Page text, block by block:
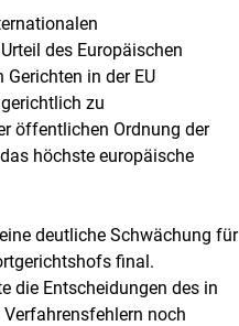
des Europäischen
in der EU
zu
öffentlichen Ordnung der
höchste europäische
deutliche Schwächung für
final.
die Entscheidungen des in
noch